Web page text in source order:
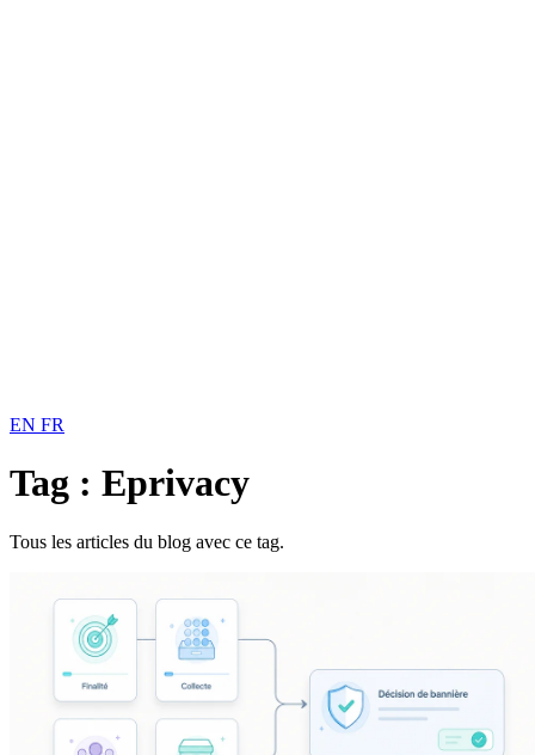
EN FR
Tag : Eprivacy
Tous les articles du blog avec ce tag.